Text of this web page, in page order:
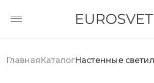
ГлавнаяКаталог